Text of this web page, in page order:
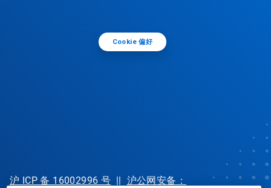
Cookie 偏好
沪 ICP 备 16002996 号 || 沪公网安备：